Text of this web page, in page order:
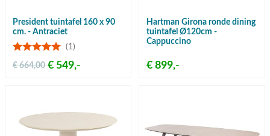
President tuintafel 160 x 90
cm. - Antraciet
(1)
€ 549,-
€ 664,00
Hartman Girona ronde dining
tuintafel Ø120cm -
Cappuccino
€ 899,-